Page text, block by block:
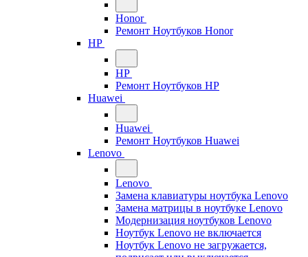
Honor
Ремонт Ноутбуков Honor
HP
HP
Ремонт Ноутбуков HP
Huawei
Huawei
Ремонт Ноутбуков Huawei
Lenovo
Lenovo
Замена клавиатуры ноутбука Lenovo
Замена матрицы в ноутбуке Lenovo
Модернизация ноутбуков Lenovo
Ноутбук Lenovo не включается
Ноутбук Lenovo не загружается,